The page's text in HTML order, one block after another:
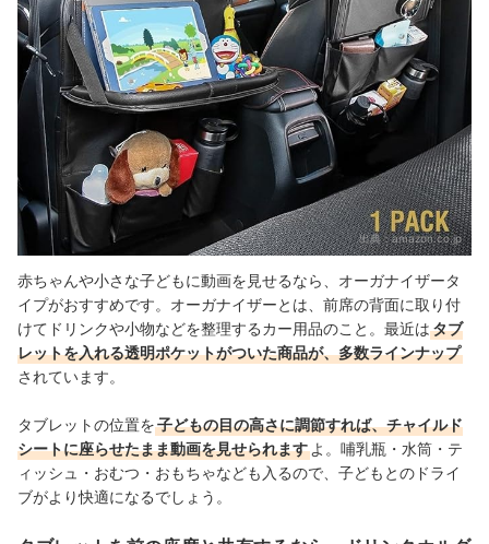
出典：amazon.co.jp
赤ちゃんや小さな子どもに動画を見せるなら、オーガナイザータ
イプがおすすめです。オーガナイザーとは、前席の背面に取り付
けてドリンクや小物などを整理するカー用品のこと。最近はタブ
レットを入れる透明ポケットがついた商品が、多数ラインナップ
されています。
タブレットの位置を子どもの目の高さに調節すれば、チャイルド
シートに座らせたまま動画を見せられます よ。哺乳瓶・水筒・テ
ィッシュ・おむつ・おもちゃなども入るので、子どもとのドライ
ブがより快適になるでしょう。